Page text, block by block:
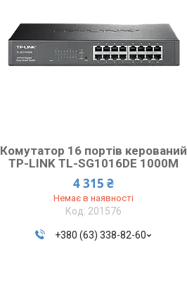
Комутатор 16 портів керований
TP-LINK TL-SG1016DE 1000М
4 315 ₴
Немає в наявності
201576
+380 (63) 338-82-60